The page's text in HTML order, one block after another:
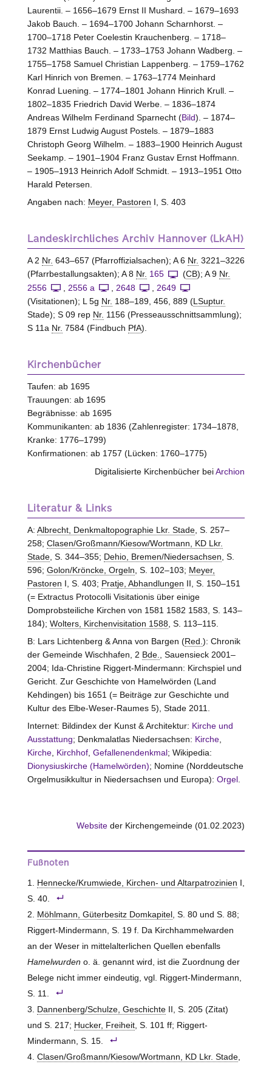
Laurentii. – 1656–1679 Ernst II Mushard. – 1679–1693
Jakob Bauch. – 1694–1700 Johann Scharnhorst. –
1700–1718 Peter Coelestin Krauchenberg. – 1718–
1732 Matthias Bauch. – 1733–1753 Johann Wadberg. –
1755–1758 Samuel Christian Lappenberg. – 1759–1762
Karl Hinrich von Bremen . – 1763–1774 Meinhard
Konrad Luening. – 1774–1801 Johann Hinrich Krull. –
1802–1835 Friedrich David Werbe. – 1836–1874
Andreas Wilhelm Ferdinand Sparnecht (Bild). – 1874–
1879 Ernst Ludwig August Postels. – 1879–1883
Christoph Georg Wilhelm. – 1883–1900 Heinrich August
Seekamp. – 1901–1904 Franz Gustav Ernst Hoffmann.
– 1905–1913 Heinrich Adolf Schmidt. – 1913–1951 Otto
Harald Petersen.
Angaben nach: Meyer, Pastoren I, S. 403
Landeskirchliches Archiv Hannover (LkAH)
A 2 Nr. 643–657 (Pfarroffizialsachen); A 6 Nr. 3221–3226
(Pfarrbestallungsakten); A 8 Nr. 165 (CB); A 9 Nr.
2556
, 2556 a , 2648 , 2649
(Visitationen); L 5g Nr. 188–189, 456, 889 (LSuptur.
Stade); S 09 rep Nr. 1156 (Presseausschnittsammlung);
S 11a Nr. 7584 (Findbuch PfA).
Kirchenbücher
Taufen: ab 1695
Trauungen: ab 1695
Begräbnisse: ab 1695
Kommunikanten: ab 1836 (Zahlenregister: 1734–1878,
Kranke: 1776–1799)
Konfirmationen: ab 1757 (Lücken: 1760–1775)
Digitalisierte Kirchenbücher beiArchion
Literatur & Links
A: Albrecht, Denkmaltopographie Lkr. Stade, S. 257–
258; Clasen/Großmann/Kiesow/Wortmann, KD Lkr.
Stade, S. 344–355; Dehio, Bremen/Niedersachsen , S.
596; Golon/Kröncke, Orgeln , S. 102–103; Meyer,
Pastoren I, S. 403; Pratje, Abhandlungen II, S. 150–151
(= Extractus Protocolli Visitationis über einige
Domprobsteiliche Kirchen von 1581 1582 1583, S. 143–
184); Wolters, Kirchenvisitation 1588 , S. 113–115.
B: Lars Lichtenberg & Anna von Bargen (Red. ): Chronik
der Gemeinde Wischhafen, 2 Bde.
, Sauensieck 2001–
2004; Ida-Christine Riggert-Mindermann: Kirchspiel und
Gericht. Zur Geschichte von Hamelwörden (Land
Kehdingen) bis 1651 (= Beiträge zur Geschichte und
Kultur des Elbe-Weser-Raumes 5), Stade 2011.
Internet: Bildindex der Kunst & Architektur: Kirche und
Ausstattung; Denkmalatlas Niedersachsen: Kirche,
Kirche, Kirchhof, Gefallenendenkmal; Wikipedia:
Dionysiuskirche (Hamelwörden); Nomine (Norddeutsche
Orgelmusikkultur in Niedersachsen und Europa): Orgel.
Website der Kirchengemeinde (01.02.2023)
Fußnoten
Hennecke/Krumwiede, Kirchen- und Altarpatrozinien I,
S. 40.
Möhlmann, Güterbesitz Domkapitel, S. 80 und S. 88;
Riggert-Mindermann, S. 19 f. Da Kirchhammelwarden
an der Weser in mittelalterlichen Quellen ebenfalls
Hamelwurden o. ä. genannt wird, ist die Zuordnung der
Belege nicht immer eindeutig, vgl. Riggert-Mindermann,
S. 11.
Dannenberg/Schulze, GeschichteII, S. 205 (Zitat)
und S. 217; Hucker, Freiheit, S. 101 ff; Riggert-
Mindermann, S. 15.
Clasen/Großmann/Kiesow/Wortmann, KD Lkr. Stade,